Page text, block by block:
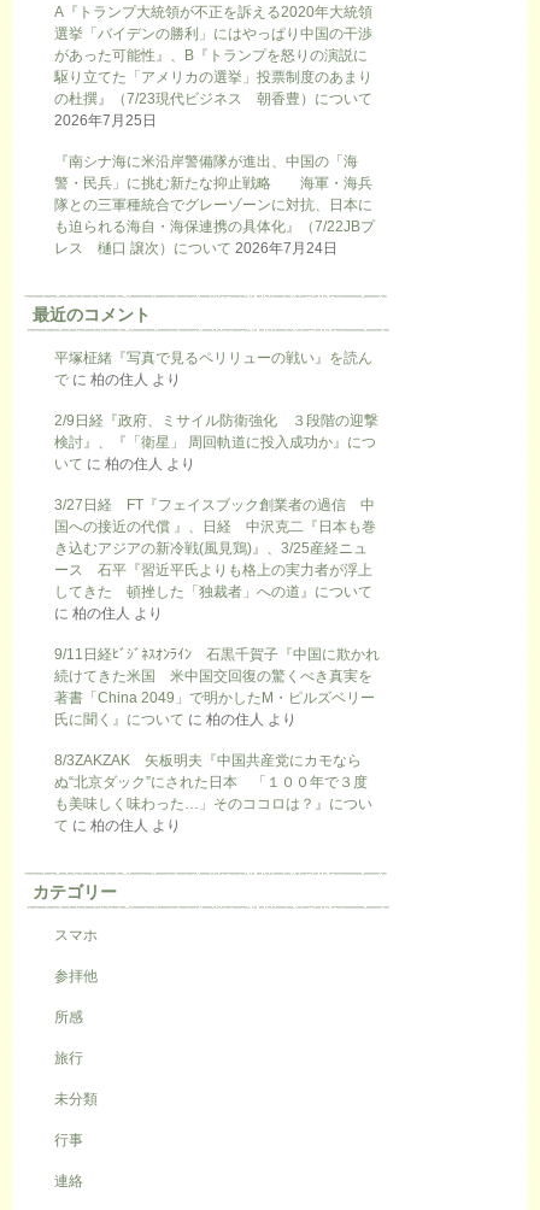
A『トランプ大統領が不正を訴える2020年大統領
選挙「バイデンの勝利」にはやっぱり中国の干渉
があった可能性』、B『トランプを怒りの演説に
駆り立てた「アメリカの選挙」投票制度のあまり
の杜撰』（7/23現代ビジネス 朝香豊）について
2026年7月25日
『南シナ海に米沿岸警備隊が進出、中国の「海
警・民兵」に挑む新たな抑止戦略 海軍・海兵
隊との三軍種統合でグレーゾーンに対抗、日本に
も迫られる海自・海保連携の具体化』（7/22JBプ
レス 樋口 譲次）について 2026年7月24日
最近のコメント
平塚柾緒『写真で見るペリリューの戦い』を読ん
で に 柏の住人 より
2/9日経『政府、ミサイル防衛強化 ３段階の迎撃
検討』、『「衛星」 周回軌道に投入成功か』につ
いて に 柏の住人 より
3/27日経 FT『フェイスブック創業者の過信 中
国への接近の代償 』、日経 中沢克二『日本も巻
き込むアジアの新冷戦(風見鶏)』、3/25産経ニュ
ース 石平『習近平氏よりも格上の実力者が浮上
してきた 頓挫した「独裁者」への道』について
に 柏の住人 より
9/11日経ﾋﾞｼﾞﾈｽｵﾝﾗｲﾝ 石黒千賀子『中国に欺かれ
続けてきた米国 米中国交回復の驚くべき真実を
著書「China 2049」で明かしたM・ピルズベリー
氏に聞く』について に 柏の住人 より
8/3ZAKZAK 矢板明夫『中国共産党にカモなら
ぬ“北京ダック”にされた日本 「１００年で３度
も美味しく味わった…」そのココロは？』につい
て に 柏の住人 より
カテゴリー
スマホ
参拝他
所感
旅行
未分類
行事
連絡